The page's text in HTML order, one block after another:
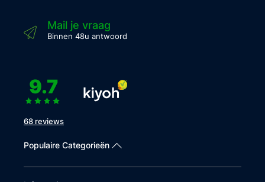
Mail je vraag
Binnen 48u antwoord
9.7
68 reviews
Populaire Categorieën